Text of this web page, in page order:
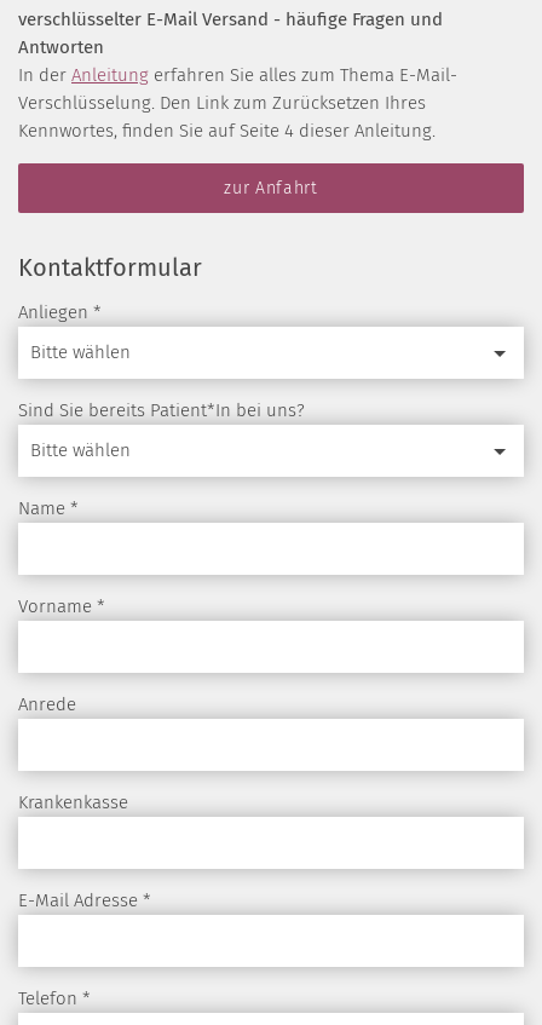
verschlüsselter E-Mail Versand - häufige Fragen und
Antworten
In der Anleitung erfahren Sie alles zum Thema E-Mail-
Verschlüsselung. Den Link zum Zurücksetzen Ihres
Kennwortes, finden Sie auf Seite 4 dieser Anleitung.
zur Anfahrt
Kontaktformular
Anliegen *
Bitte wählen
Sind Sie bereits Patient*In bei uns?
Bitte wählen
Name *
Vorname *
Anrede
Krankenkasse
E-Mail Adresse *
Telefon *